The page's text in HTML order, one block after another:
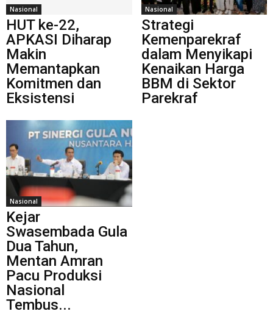
Nasional
HUT ke-22,
APKASI Diharap
Makin
Memantapkan
Komitmen dan
Eksistensi
Nasional
Strategi
Kemenparekraf
dalam Menyikapi
Kenaikan Harga
BBM di Sektor
Parekraf
Nasional
Kejar
Swasembada Gula
Dua Tahun,
Mentan Amran
Pacu Produksi
Nasional
Tembus...